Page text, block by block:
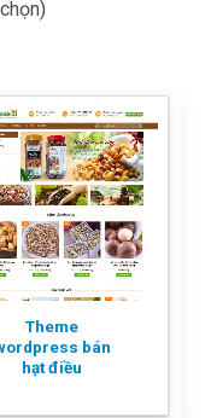
Theme
bán
hạt điều